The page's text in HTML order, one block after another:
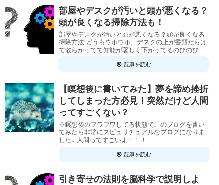
部屋やデスクが汚いと頭が悪くなる？
頭が良くなる掃除方法も！
部屋やデスクが汚いと頭が悪くなる？頭が良くなる
掃除方法 どうもウホウホ、デスクの上が書類だらけ
で散らかってて知能が著しく下がってるのびのび...
記事を読む
【瞑想後に書いてみた】夢を諦め挫折
してしまった方必見！突然だけど人間
ってすごくない？
※瞑想後のフワフワしてる状態でこのブログを書い
てみたら非常にスピュリチュアルなブログになりま
した↓ 人間ってすごいよ！！！ ...
記事を読む
引き寄せの法則を脳科学で説明しよ